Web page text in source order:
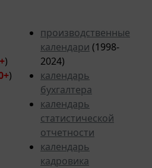
)
)
производственные
календари (1998-
2024)
календарь
бухгалтера
календарь
статистической
отчетности
календарь
кадровика